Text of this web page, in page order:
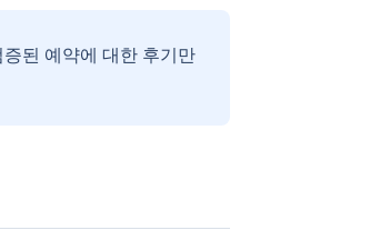
된 예약에 대한 후기만